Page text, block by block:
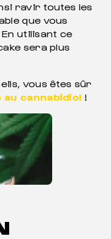
ravir toutes les
que vous
utilisant ce
sera plus
vous êtes sûr
au cannabidiol !